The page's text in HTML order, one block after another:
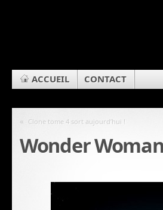
ACCUEIL CONTACT
« Clone tome 4 sort aujourd’hui !
Wonder